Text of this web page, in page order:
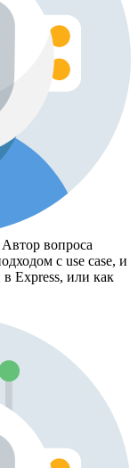
Автор вопроса
с use case, и
Express, или как